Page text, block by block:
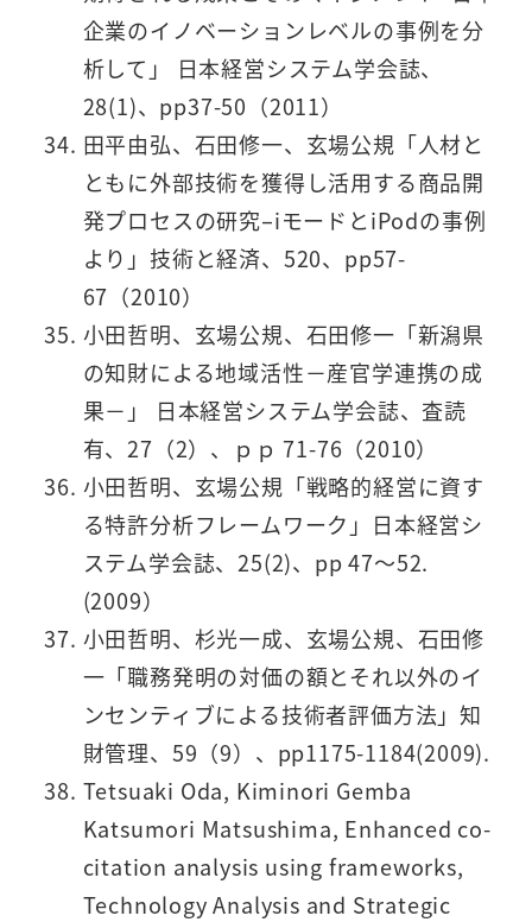
企業のイノベーションレベルの事例を分
析して」 日本経営システム学会誌、
28(1)、pp37-50（2011）
田平由弘、石田修一、玄場公規「人材と
ともに外部技術を獲得し活用する商品開
発プロセスの研究–iモードとiPodの事例
より」技術と経済、520、pp57-
67（2010）
小田哲明、玄場公規、石田修一「新潟県
の知財による地域活性－産官学連携の成
果－」 日本経営システム学会誌、査読
有、27（2）、ｐｐ 71-76（2010）
小田哲明、玄場公規「戦略的経営に資す
る特許分析フレームワーク」日本経営シ
ステム学会誌、25(2)、pp 47～52.
(2009）
小田哲明、杉光一成、玄場公規、石田修
一「職務発明の対価の額とそれ以外のイ
ンセンティブによる技術者評価方法」知
財管理、59（9）、pp1175-1184(2009).
Tetsuaki Oda, Kiminori Gemba
Katsumori Matsushima, Enhanced co-
citation analysis using frameworks,
Technology Analysis and Strategic